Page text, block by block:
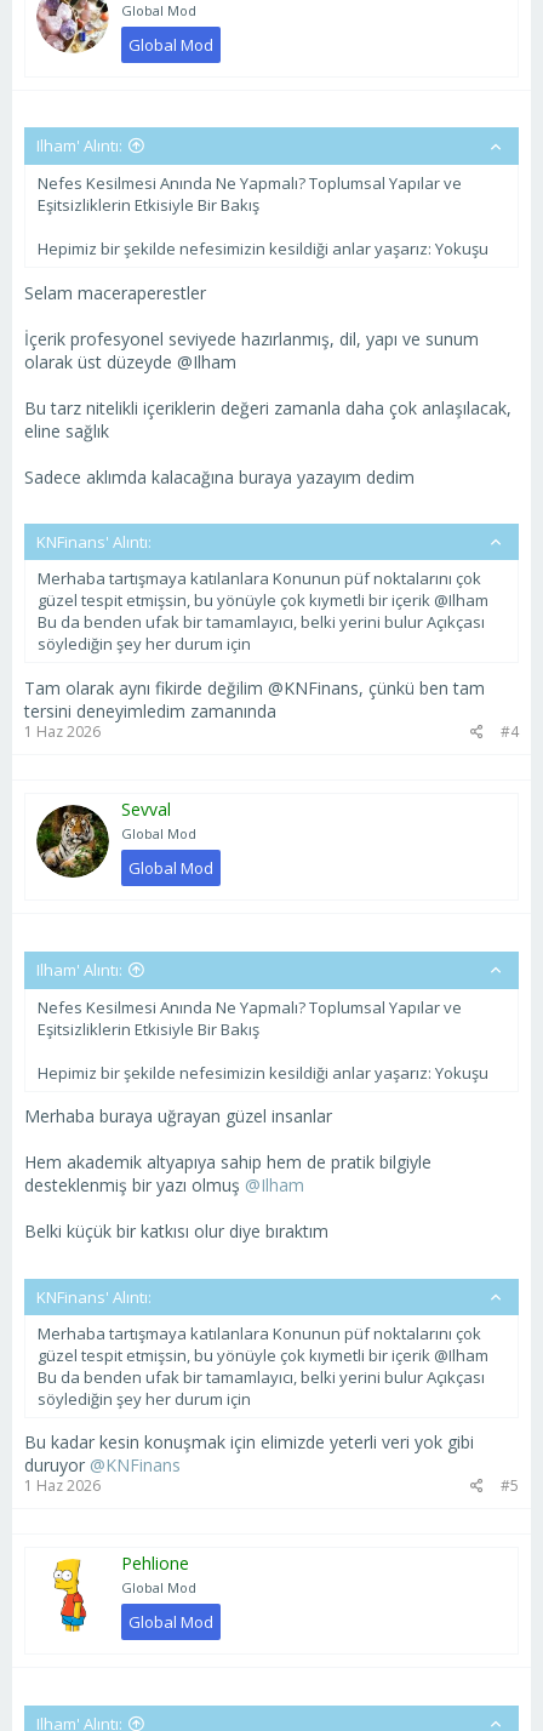
Global Mod
Global Mod
Ilham' Alıntı:
Nefes Kesilmesi Anında Ne Yapmalı? Toplumsal Yapılar ve
Eşitsizliklerin Etkisiyle Bir Bakış
Hepimiz bir şekilde nefesimizin kesildiği anlar yaşarız: Yokuşu
Selam maceraperestler
İçerik profesyonel seviyede hazırlanmış, dil, yapı ve sunum
olarak üst düzeyde @Ilham
Bu tarz nitelikli içeriklerin değeri zamanla daha çok anlaşılacak,
eline sağlık
Sadece aklımda kalacağına buraya yazayım dedim
KNFinans' Alıntı:
Merhaba tartışmaya katılanlara Konunun püf noktalarını çok
güzel tespit etmişsin, bu yönüyle çok kıymetli bir içerik @Ilham
Bu da benden ufak bir tamamlayıcı, belki yerini bulur Açıkçası
söylediğin şey her durum için
Tam olarak aynı fikirde değilim @KNFinans, çünkü ben tam
tersini deneyimledim zamanında
1 Haz 2026 #4
Sevval
Global Mod
Global Mod
Ilham' Alıntı:
Nefes Kesilmesi Anında Ne Yapmalı? Toplumsal Yapılar ve
Eşitsizliklerin Etkisiyle Bir Bakış
Hepimiz bir şekilde nefesimizin kesildiği anlar yaşarız: Yokuşu
Merhaba buraya uğrayan güzel insanlar
Hem akademik altyapıya sahip hem de pratik bilgiyle
desteklenmiş bir yazı olmuş @Ilham
Belki küçük bir katkısı olur diye bıraktım
KNFinans' Alıntı:
Merhaba tartışmaya katılanlara Konunun püf noktalarını çok
güzel tespit etmişsin, bu yönüyle çok kıymetli bir içerik @Ilham
Bu da benden ufak bir tamamlayıcı, belki yerini bulur Açıkçası
söylediğin şey her durum için
Bu kadar kesin konuşmak için elimizde yeterli veri yok gibi
duruyor @KNFinans
1 Haz 2026 #5
Pehlione
Global Mod
Global Mod
Ilham' Alıntı: